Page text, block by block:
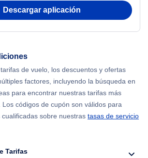
to Nueva York
York to Seúl
York to Hong Kong
Descargar aplicación
de vuelo, los descuentos y ofertas
factores, incluyendo la búsqueda en
para encontrar nuestras tarifas más
Los códigos de cupón son válidos para
sobre nuestras tasas de servicio
Tarifas